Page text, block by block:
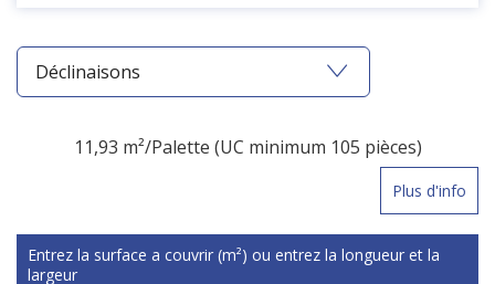
Déclinaisons
11,93 m²/Palette (UC minimum 105 pièces)
Plus d'info
Entrez la surface a couvrir (m²) ou entrez la longueur et la
largeur